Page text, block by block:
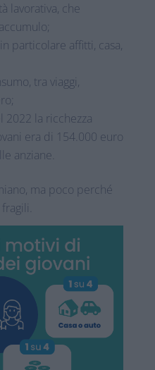
lavorativa, che
particolare affitti, casa,
tra viaggi,
la ricchezza
era di 154.000 euro
anziane.
ma poco perché